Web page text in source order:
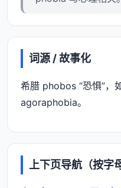
词源 / 故事化
希腊 phobos “恐惧”，
agoraphobia。
上下页导航（按字